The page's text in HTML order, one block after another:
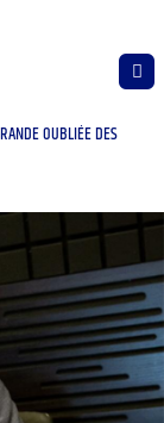
OUBLIÉE DES